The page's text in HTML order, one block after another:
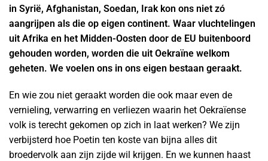
in Syrië, Afghanistan, Soedan, Irak kon ons niet zó
aangrijpen als die op eigen continent. Waar vluchtelingen
uit Afrika en het Midden-Oosten door de EU buitenboord
gehouden worden, worden die uit Oekraïne welkom
geheten. We voelen ons in ons eigen bestaan geraakt.
En wie zou niet geraakt worden die ook maar even de
vernieling, verwarring en verliezen waarin het Oekraïense
volk is terecht gekomen op zich in laat werken? We zijn
verbijsterd hoe Poetin ten koste van bijna alles dit
broedervolk aan zijn zijde wil krijgen. En we kunnen haast